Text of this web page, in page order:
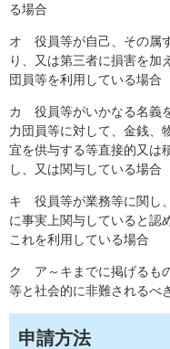
る場合
オ 役員等が自己、その属
り、又は第三者に損害を加
団員等を利用している場合
カ 役員等がいかなる名義
力団員等に対して、金銭、
宜を供与する等直接的又は
し、又は関与している場合
キ 役員等が業務等に関し
に事実上関与していると認
これを利用している場合
ク ア～キまでに掲げるも
等と社会的に非難されるべ
申請方法